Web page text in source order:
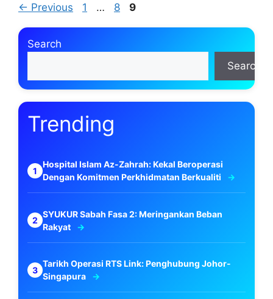
← Previous Page
1 … Page
8 Page
9
Search
Search
Trending
Hospital Islam Az-Zahrah: Kekal Beroperasi
Dengan Komitmen Perkhidmatan Berkualiti
SYUKUR Sabah Fasa 2: Meringankan Beban
Rakyat
Tarikh Operasi RTS Link: Penghubung Johor-
Singapura